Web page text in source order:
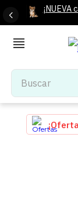
Buscar
TÉRMINOS
tenis